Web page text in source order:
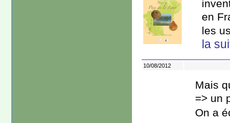
en
les
la
10/08/2012
Mais
=> un
On a